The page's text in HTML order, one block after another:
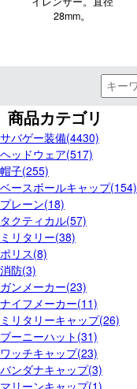
28mm。
商品カテゴリ
サバゲー装備(4430)
ヘッドウェア(517)
帽子(255)
ベースボールキャップ(154)
プレーン(18)
タクティカル(57)
ミリタリー(38)
ポリス(8)
消防(3)
ガンメーカー(23)
ナイフメーカー(11)
ミリタリーキャップ(26)
ブーニーハット(31)
ワッチキャップ(23)
バンダナキャップ(3)